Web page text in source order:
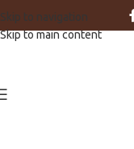
Skip to navigation
Skip to main content